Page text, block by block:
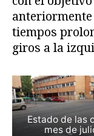
tiempos
giros a la
Estado de las
mes de